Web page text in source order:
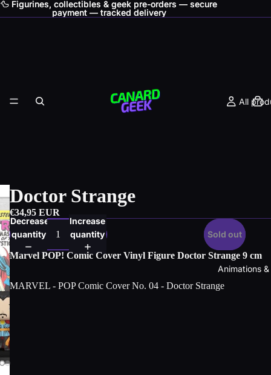
🦆 Figurines, collectibles & geek pre-orders — secure
payment — tracked delivery
🦆 Figurines, collectibles & geek pre-orders — secure
payment — tracked delivery
All
Animations
Doctor Strange
€34,95 EUR
Decrease
quantity
Increase
quantity
Sold out
Marvel POP! Comic Cover Vinyl Figure Doctor Strange 9 cm
MARVEL - POP Comic Cover No. 04 - Doctor Strange